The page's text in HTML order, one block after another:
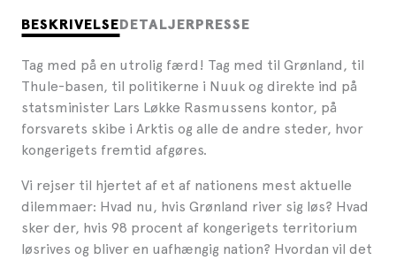
BESKRIVELSE DETALJER PRESSE
Tag med på en utrolig færd! Tag med til Grønland, til
Thule-basen, til politikerne i Nuuk og direkte ind på
statsminister Lars Løkke Rasmussens kontor, på
forsvarets skibe i Arktis og alle de andre steder, hvor
kongerigets fremtid afgøres.
Vi rejser til hjertet af et af nationens mest aktuelle
dilemmaer: Hvad nu, hvis Grønland river sig løs? Hvad
sker der, hvis 98 procent af kongerigets territorium
løsrives og bliver en uafhængig nation? Hvordan vil det